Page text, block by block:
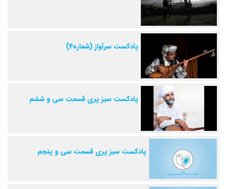
پادکست سرآواز (شماره4)
پادکست سبز پری قسمت سی و ششم
پادکست سبز پری قسمت سی و پنجم